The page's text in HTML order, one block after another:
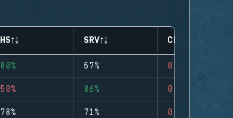
HS SRV CLUTCHES
80% 57% 0
50% 86% 0
78% 71% 0